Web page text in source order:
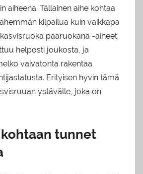
aiheena. Tällainen aihe kohtaa
kilpailua kuin vaikkapa
pääruokana -aiheet.
helposti joukosta, ja
vaivatonta rakentaa
Erityisen hyvin tämä
ystävälle, joka on
tunnet